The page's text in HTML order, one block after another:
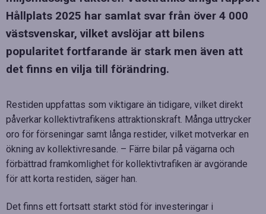
Hållplats 2025 har samlat svar från över 4 000
västsvenskar, vilket avslöjar att bilens
popularitet fortfarande är stark men även att
det finns en vilja till förändring.
Restiden uppfattas som viktigare än tidigare, vilket direkt
påverkar kollektivtrafikens attraktionskraft. Många uttrycker
oro för förseningar samt långa restider, vilket motverkar en
ökning av kollektivresande. – Färre bilar på vägarna och
förbättrad framkomlighet för kollektivtrafiken är avgörande
för att korta restiden, säger han.
Det finns ett fortsatt starkt stöd för investeringar i